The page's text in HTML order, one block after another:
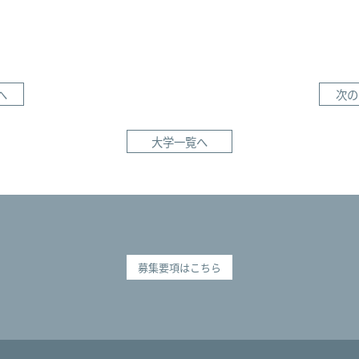
次
大学一覧へ
募集要項はこちら